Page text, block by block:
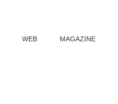
WEB MAGAZINE